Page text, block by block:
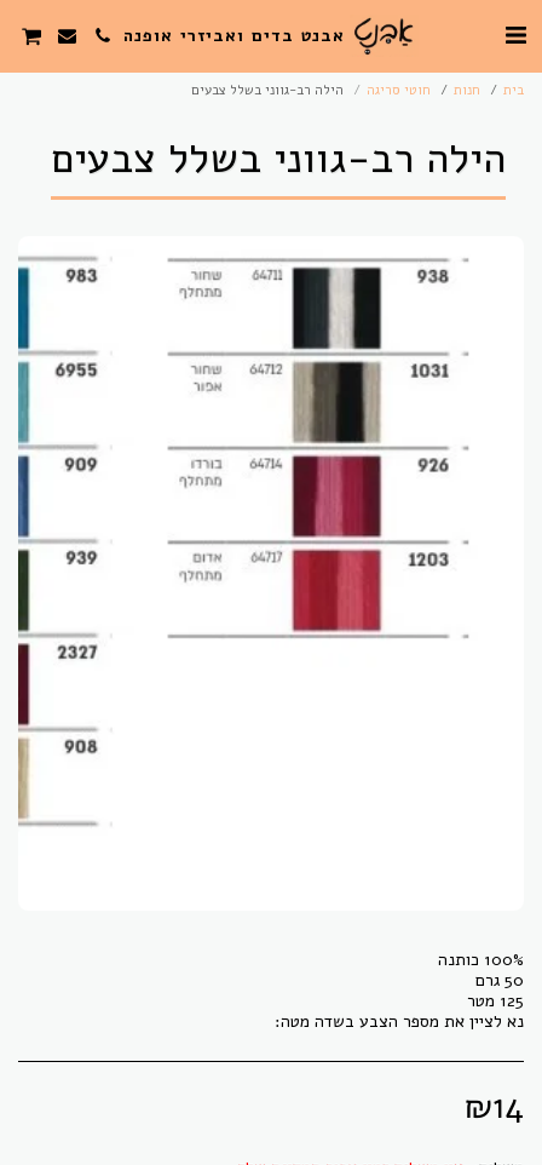
אבנט בדים ואביזרי אופנה
בית חנות חוטי סריגה הילה רב-גווני בשלל צבעים
הילה רב-גווני בשלל צבעים
נא לציין את מספר הצבע בשדה מטה:
₪14